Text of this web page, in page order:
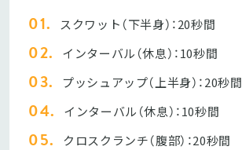
スクワット（下半身）：20秒間
インターバル（休息）：10秒間
プッシュアップ（上半身）：20秒間
インターバル（休息）：10秒間
クロスクランチ（腹部）：20秒間